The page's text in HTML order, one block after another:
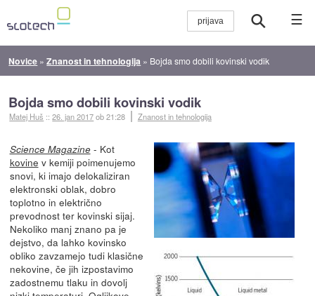
☰
Novice »Znanost in tehnologija » Bojda smo dobili kovinski vodik
Bojda smo dobili kovinski vodik
Matej Huš ::26. jan 2017ob 21:28 Znanost in tehnologija
Science Magazine- Kot
kovine v kemiji poimenujemo
snovi, ki imajo delokaliziran
elektronski oblak, dobro
toplotno in električno
prevodnost ter kovinski sijaj.
Nekoliko manj znano pa je
dejstvo, da lahko kovinsko
obliko zavzamejo tudi klasične
nekovine, če jih izpostavimo
zadostnemu tlaku in dovolj